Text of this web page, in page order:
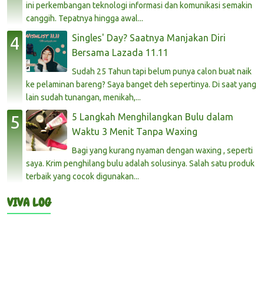
ini perkembangan teknologi informasi dan komunikasi semakin
canggih. Tepatnya hingga awal...
Singles' Day? Saatnya Manjakan Diri
Bersama Lazada 11.11
Sudah 25 Tahun tapi belum punya calon buat naik
ke pelaminan bareng? Saya banget deh sepertinya. Di saat yang
lain sudah tunangan, menikah,...
5 Langkah Menghilangkan Bulu dalam
Waktu 3 Menit Tanpa Waxing
Bagi yang kurang nyaman dengan waxing , seperti
saya. Krim penghilang bulu adalah solusinya. Salah satu produk
terbaik yang cocok digunakan...
VIVA LOG